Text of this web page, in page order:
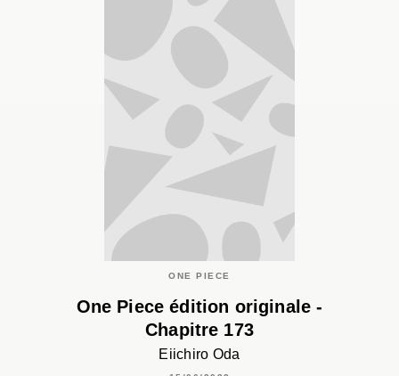
ONE PIECE
One Piece édition originale -
Chapitre 173
Eiichiro Oda